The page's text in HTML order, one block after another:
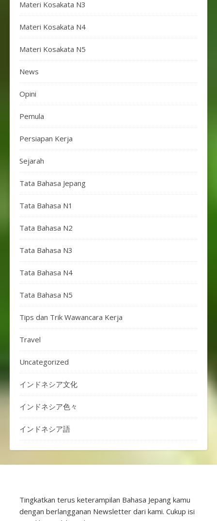
Materi Kosakata N3
Materi Kosakata N4
Materi Kosakata N5
News
Opini
Pemula
Persiapan Kerja
Sejarah
Tata Bahasa Jepang
Tata Bahasa N1
Tata Bahasa N2
Tata Bahasa N3
Tata Bahasa N4
Tata Bahasa N5
Tips dan Trik Wawancara Kerja
Travel
Uncategorized
インドネシア文化
インドネシア色々
インドネシア語
Tingkatkan terus keterampilan Bahasa Jepang kamu
dengan berlangganan Newsletter dari kami. Cukup isi